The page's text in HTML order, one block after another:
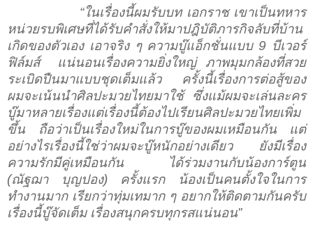
“ในเรื่องนี้ผมรับบท เอกราช เขาเป็นทหาร
หน่วยรบพิเศษที่ได้รับคำสั่งให้มาปฎิบัติภารกิจลับที่บ้าน
เกิดของตัวเอง เอาจริง ๆ ความบู๊แอ็กชั่นแบบ 9 บีเวอร์
ฟิล์มส์
แน่นอนเรื่องความยิ่งใหญ่ ภาพมุมกล้องที่สวย
ระเบิดปืนมาแบบชุดเต็มแล้ว
ครั้งนี้เรื่องการต่อสู้ของ
ผมจะเน้นนำศิลปะมวยไทยมาใช้
ซึ่งแม้ผมจะเล่นละคร
บู๊มาหลายเรื่องแต่เรื่องนี้ต้องไปเรียนศิลปะมวยไทยเพิ่ม
ขึ้น ถือว่าเป็นเรื่องใหม่ในการบู๊ของผมเหมือนกัน แต่
อย่างไรเรื่องนี้ใช่ว่าผมจะบู๊หนักอย่างเดียว ยังมีเรื่อง
ความรักมีคู่เหมือนกัน ได้ร่วมงานกับน้องการ์ตูน
(ณัฐฌา บุญปอง) ครั้งแรก น้องเป็นคนตั้งใจในการ
ทำงานมาก เรียกว่าทุ่มเทมาก ๆ อยากให้ติดตามกันครับ
เรื่องนี้บู๊จัดเต็ม เรื่องสนุกครบทุกรสแน่นอน”